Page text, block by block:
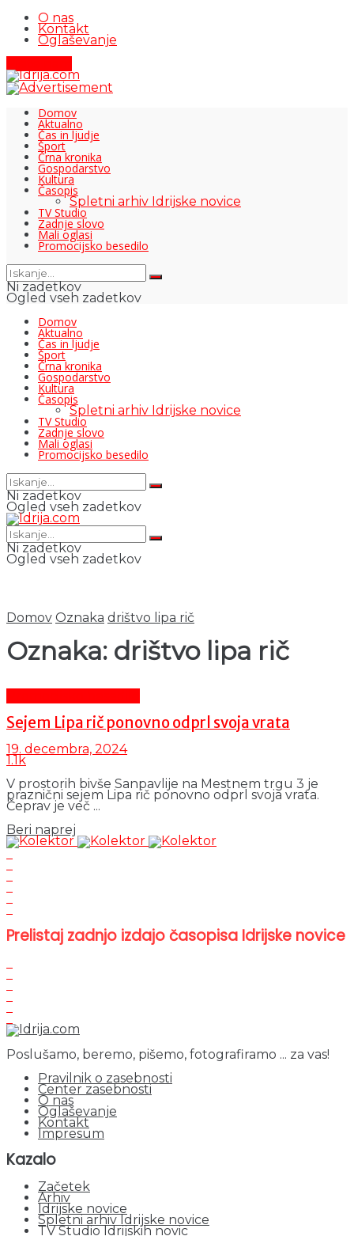
O nas
Kontakt
Oglaševanje
Domov
Aktualno
Čas in ljudje
Šport
Črna kronika
Gospodarstvo
Kultura
Časopis
Spletni arhiv Idrijske novice
TV Studio
Zadnje slovo
Mali oglasi
Promocijsko besedilo
Ni zadetkov
Ogled vseh zadetkov
Domov
Aktualno
Čas in ljudje
Šport
Črna kronika
Gospodarstvo
Kultura
Časopis
Spletni arhiv Idrijske novice
TV Studio
Zadnje slovo
Mali oglasi
Promocijsko besedilo
Ni zadetkov
Ogled vseh zadetkov
Ni zadetkov
Ogled vseh zadetkov
Domov Oznaka drištvo lipa rič
Oznaka: drištvo lipa rič
Sejem Lipa rič ponovno odprl svoja vrata
19. decembra, 2024
1.1k
V prostorih bivše Sanpavlije na Mestnem trgu 3 je
praznični sejem Lipa rič ponovno odprl svoja vrata.
Čeprav je več ...
Beri naprej
Prelistaj zadnjo izdajo časopisa Idrijske novice
Poslušamo, beremo, pišemo, fotografiramo ... za vas!
Pravilnik o zasebnosti
Center zasebnosti
O nas
Oglaševanje
Kontakt
Impresum
Kazalo
Začetek
Arhiv
Idrijske novice
Spletni arhiv Idrijske novice
TV Studio Idrijskih novic